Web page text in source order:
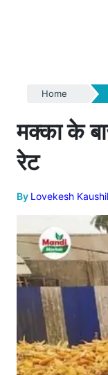
Home
मक्का के
रेट
By Lovekesh